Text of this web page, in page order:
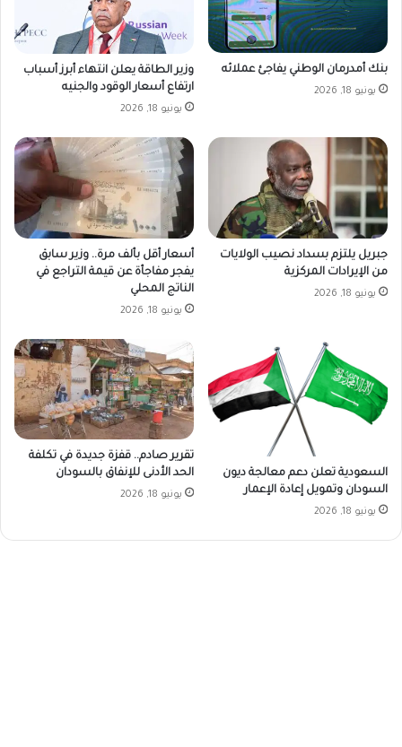
بنك أمدرمان الوطني يفاجئ عملائه
يونيو 18, 2026
وزير الطاقة يعلن انتهاء أبرز أسباب
ارتفاع أسعار الوقود والجنيه
يونيو 18, 2026
جبريل يلتزم بسداد نصيب الولايات
من الإيرادات المركزية
يونيو 18, 2026
أسعار أقل بألف مرة.. وزير سابق
يفجر مفاجأة عن قيمة التراجع في
الناتج المحلي
يونيو 18, 2026
السعودية تعلن دعم معالجة ديون
السودان وتمويل إعادة الإعمار
يونيو 18, 2026
تقرير صادم.. قفزة جديدة في تكلفة
الحد الأدنى للإنفاق بالسودان
يونيو 18, 2026